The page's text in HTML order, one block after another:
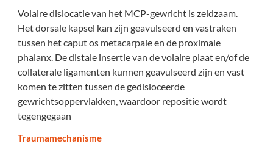
Volaire dislocatie van het MCP-gewricht is zeldzaam.
Het dorsale kapsel kan zijn geavulseerd en vastraken
tussen het caput os metacarpale en de proximale
phalanx. De distale insertie van de volaire plaat en/of de
collaterale ligamenten kunnen geavulseerd zijn en vast
komen te zitten tussen de gedisloceerde
gewrichtsoppervlakken, waardoor repositie wordt
tegengegaan
Traumamechanisme